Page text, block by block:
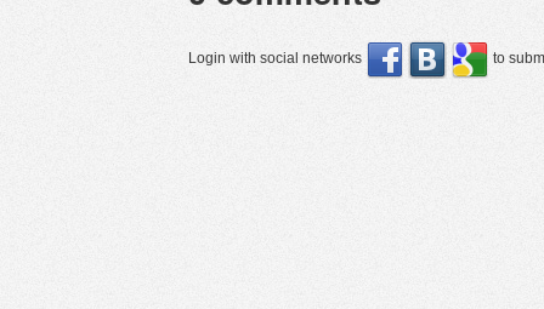
Login with social networks to